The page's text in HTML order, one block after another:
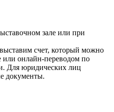
зале или при
счет, который можно
или онлайн-переводом по
Для юридических лиц
документы.